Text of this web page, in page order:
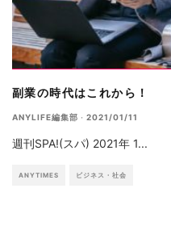
副業の時代はこれから！
ANYLIFE編集部 · 2021/01/11
週刊SPA!(スパ) 2021年 1...
ANYTIMES ビジネス・社会